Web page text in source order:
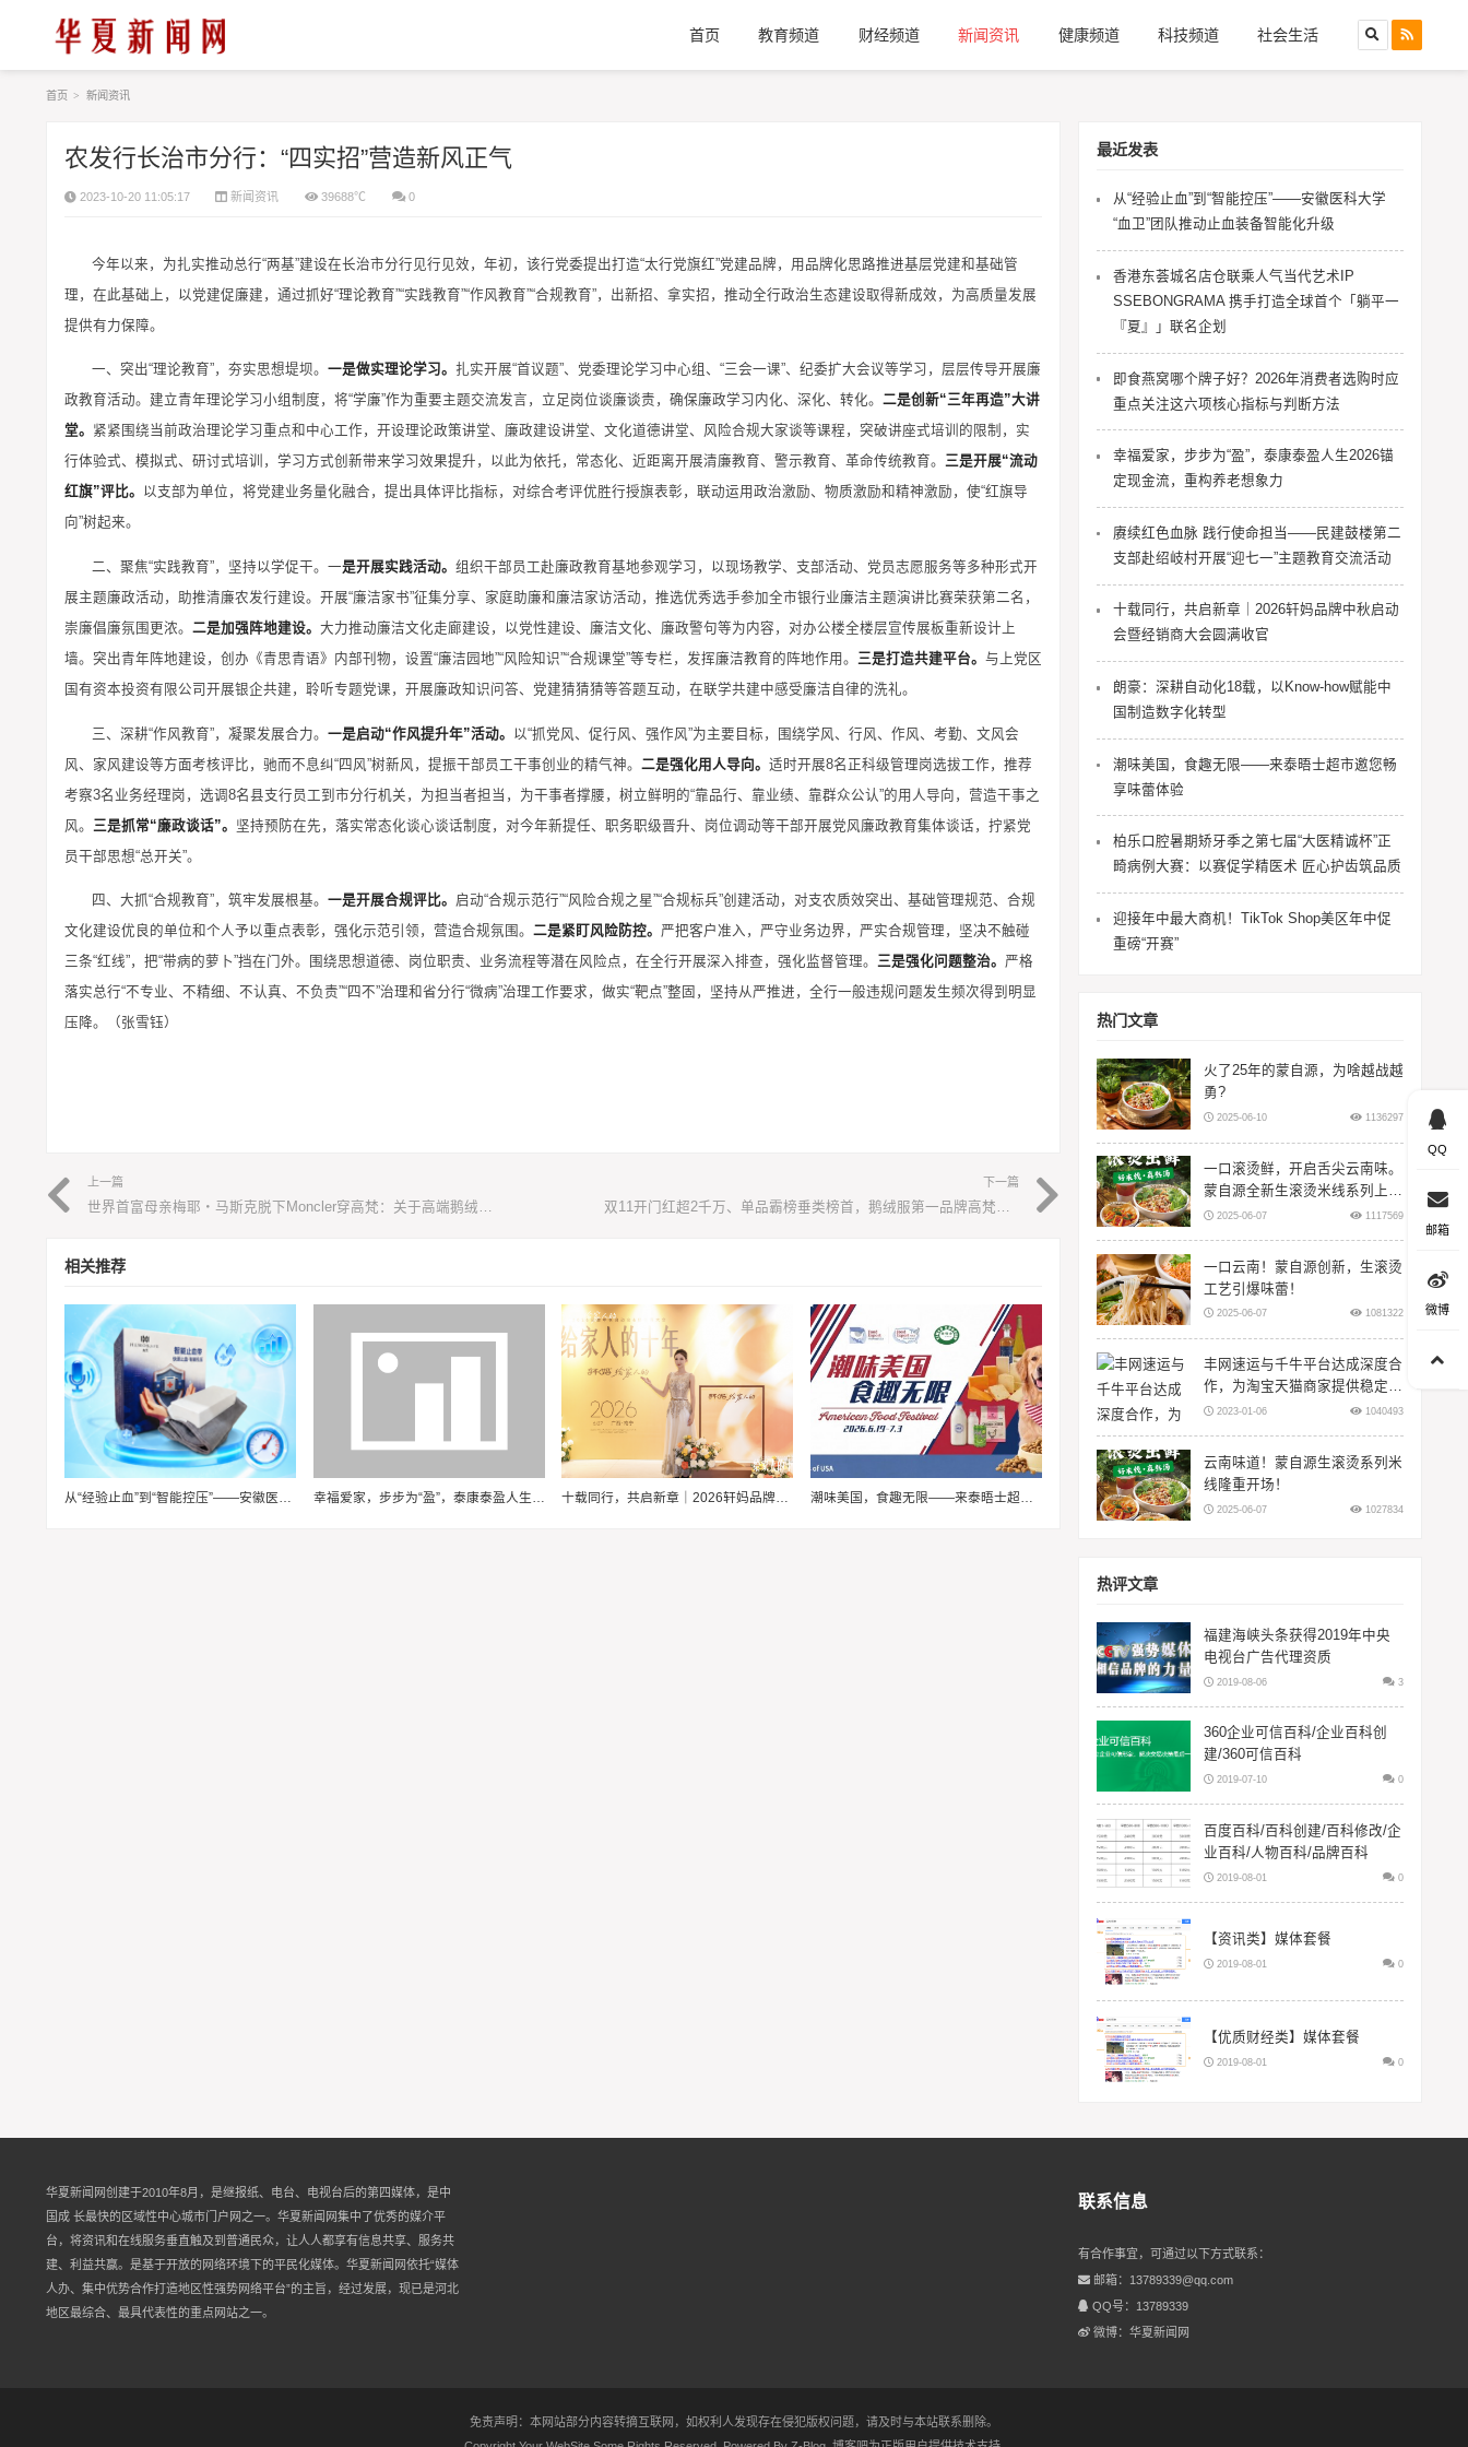
首页 教育频道 财经频道 新闻资讯 健康频道 科技频道 社会生活
首页 > 新闻资讯
农发行长治市分行：“四实招”营造新风正气
2023-10-20 11:05:17 新闻资讯 39688℃ 0
今年以来，为扎实推动总行“两基”建设在长治市分行见行见效，年初，该行党委提出打造“太行党旗红”党建品牌，用品牌化思路推进基层党建和基础管
理，在此基础上，以党建促廉建，通过抓好“理论教育”“实践教育”“作风教育”“合规教育”，出新招、拿实招，推动全行政治生态建设取得新成效，为高质量发展
提供有力保障。
一、突出“理论教育”，夯实思想堤坝。 一是做实理论学习。 扎实开展“首议题”、党委理论学习中心组、“三会一课”、纪委扩大会议等学习 ，层层传导开展廉
政教育活动。建立青年理论学习小组制度，将“学廉”作为重要主题交流发言，立足岗位谈廉谈责，确保廉政学习 内化、深化、转化。 二是创新“三年再造”大讲
堂。 紧紧围绕当前政治理论学习重点和中心工作，开设理论政策讲堂、廉政建设讲堂、文化道德讲堂、风险合规大家谈等课程，突破讲座式培训的限制，实
行体验式、模拟式、研讨式培训，学习方式创新带来学习效果提升，以此为依托，常态化、近距离开展清廉教育、警示教育、革命传统教育。 三是开展“流动
红旗”评比。 以支部为单位，将党建业务量化融合，提出具体评比指标，对综合考评优胜行授旗表彰，联动运用政治激励、物质激励和精神激励，使“红旗导
向”树起来。
二、聚焦“实践教育”，坚持以学促干。一是开展实践活动。 组织干部员工赴廉政教育基地参观学习 ，以现场教学、支部活动、党员志愿服务等多种形式开
展主题廉政活动，助推清廉农发行建设。开展“廉洁家书”征集分享、家庭助廉和廉洁家访活动，推选优秀选手参加全市银行业廉洁主题演讲比赛荣获第二名，
崇廉倡廉氛围更浓。 二是加强阵地建设。 大力推动廉洁文化走廊建设，以党性建设、廉洁文化、廉政警句等为内容，对办公楼全楼层宣传展板重新设计上
墙。突出青年阵地建设，创办《青思青语》内部刊物，设置“廉洁园地”“风险知识”“合规课堂”等专栏，发挥廉洁教育的阵地作用。 三是打造共建平台。 与上党区
国有资本投资有限公司开展银企共建，聆听专题党课，开展廉政知识问答、党建猜猜猜等答题互动，在联学共建中感受廉洁自律的洗礼。
三、深耕“作风教育”，凝聚发展合力。 一是启动“作风提升年”活动。 以“抓党风、促行风、强作风”为主要目标，围绕学风、行风、作风、考勤、文风会
风、家风建设等方面考核评比，驰而不息纠“四风”树新风，提振干部员工干事创业的精气神。 二是强化用人导向。 适时开展8名正科级管理岗选拔工作，推荐
考察3名业务经理岗，选调8名县支行员工到市分行机关，为担当者担当，为干事者撑腰，树立鲜明的“靠品行、靠业绩、靠群众公认”的用人导向，营造干事之
风。 三是抓常“廉政谈话”。 坚持预防在先，落实常态化谈心谈话制度，对今年新提任、职务职级晋升、岗位调动等干部开展党风廉政教育集体谈话，拧紧党
员干部思想“总开关”。
四、大抓“合规教育”，筑牢发展根基。 一是开展合规评比。 启动“合规示范行”“风险合规之星”“合规标兵”创建活动，对支农质效突出、基础管理规范、合规
文化建设优良的单位和个人予以重点表彰，强化示范引领，营造合规氛围。 二是紧盯风险防控。 严把客户准入，严守业务边界，严实合规管理，坚决不触碰
三条“红线”，把“带病的萝卜”挡在门外。围绕思想道德、岗位职责、业务流程等潜在风险点，在全行开展深入排查，强化监督管理。 三是强化问题整治。 严格
落实总行“不专业、不精细、不认真、不负责”“四不”治理和省分行“微病”治理工作要求，做实“靶点”整固，坚持从严推进，全行一般违规问题发生频次得到明显
压降。（张雪钰）
上一篇
世界首富母亲梅耶‧马斯克脱下Moncler穿高梵：关于高端鹅绒服，你不知道的事儿
下一篇
双11开门红超2千万、单品霸榜垂类榜首，鹅绒服第一品牌高梵如何炼成？
相关推荐
从“经验止血”到“智能控压”——安徽医科大学“血卫”团队推动止血装备智能化升级 幸福爱家，步步为“盈”，泰康泰盈人生2026锚定现金流，重构养老想象力 十载同行，共启新章｜2026轩妈品牌中秋启动会暨经销商大会圆满收官 潮味美国，食趣无限——来泰晤士超市邀您畅享味蕾体验
最近发表
从“经验止血”到“智能控压”——安徽医科大学
“血卫”团队推动止血装备智能化升级
香港东荟城名店仓联乘人气当代艺术IP
SSEBONGRAMA 携手打造全球首个「躺平一
『夏』」联名企划
即食燕窝哪个牌子好？2026年消费者选购时应
重点关注这六项核心指标与判断方法
幸福爱家，步步为“盈”，泰康泰盈人生2026锚
定现金流，重构养老想象力
赓续红色血脉 践行使命担当——民建鼓楼第二
支部赴绍岐村开展“迎七一”主题教育交流活动
十载同行，共启新章｜2026轩妈品牌中秋启动
会暨经销商大会圆满收官
朗豪：深耕自动化18载，以Know-how赋能中
国制造数字化转型
潮味美国，食趣无限——来泰晤士超市邀您畅
享味蕾体验
柏乐口腔暑期矫牙季之第七届“大医精诚杯”正
畸病例大赛：以赛促学精医术 匠心护齿筑品质
迎接年中最大商机！TikTok Shop美区年中促
重磅“开赛”
热门文章
火了25年的蒙自源，为啥越战越
勇?
2025-06-10 1136297
一口滚烫鲜，开启舌尖云南味。
蒙自源全新生滚烫米线系列上
线！2025-06-07 1117569
一口云南！蒙自源创新，生滚烫
工艺引爆味蕾！
2025-06-07 1081322
丰网速运与千牛平台达成深度合
作，为淘宝天猫商家提供稳定物
流服务
2023-01-06 1040493
云南味道！蒙自源生滚烫系列米
线隆重开场！
2025-06-07 1027834
热评文章
福建海峡头条获得2019年中央
电视台广告代理资质
2019-08-06 3
360企业可信百科/企业百科创
建/360可信百科
2019-07-10 0
百度百科/百科创建/百科修改/企
业百科/人物百科/品牌百科
2019-08-01 0
【资讯类】媒体套餐
2019-08-01 0
【优质财经类】媒体套餐
2019-08-01 0
华夏新闻网创建于2010年8月，是继报纸、电台、电视台后的第四媒体，是中
国成 长最快的区域性中心城市门户网之一。华夏新闻网集中了优秀的媒介平
台，将资讯和在线服务垂直触及到普通民众，让人人都享有信息共享、服务共
建、利益共赢。是基于开放的网络环境下的平民化媒体。华夏新闻网依托“媒体
人办、集中优势合作打造地区性强势网络平台”的主旨，经过发展，现已是河北
地区最综合、最具代表性的重点网站之一。
联系信息
有合作事宜，可通过以下方式联系：
邮箱：13789339@qq.com
QQ号：13789339
微博：华夏新闻网
免责声明：本网站部分内容转摘互联网，如权利人发现存在侵犯版权问题，请及时与本站联系删除。
QQ
邮箱
微博